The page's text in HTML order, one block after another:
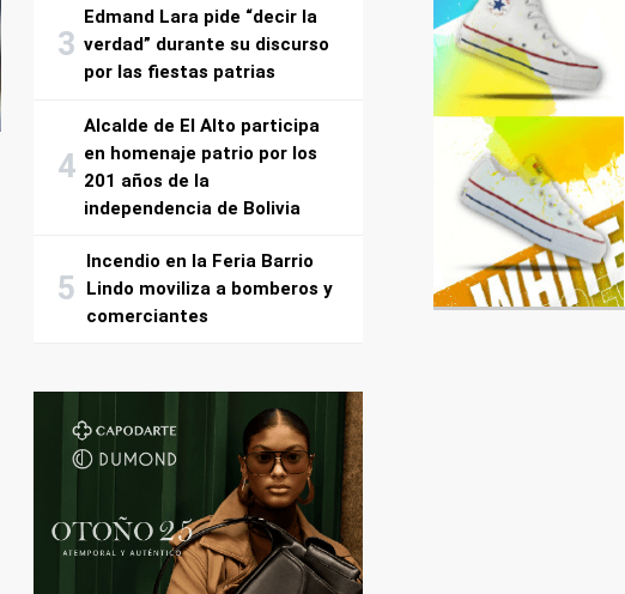
Edmand Lara pide “decir la
verdad” durante su discurso
por las fiestas patrias
Alcalde de El Alto participa
en homenaje patrio por los
201 años de la
independencia de Bolivia
Incendio en la Feria Barrio
Lindo moviliza a bomberos y
comerciantes